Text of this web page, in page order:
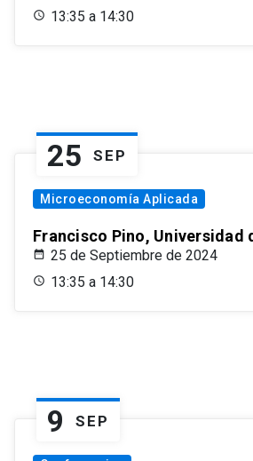
13:35 a 14:30
25 SEP
Microeconomía Aplicada
Francisco Pino, Universidad
25 de Septiembre de 2024
13:35 a 14:30
9 SEP